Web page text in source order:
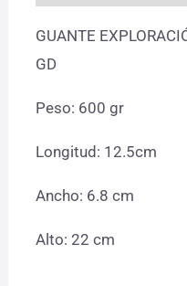
GUANTE
GD
Peso: 600 gr
Longitud: 12.5cm
Ancho: 6.8 cm
Alto: 22 cm